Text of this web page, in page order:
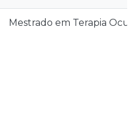
Mestrado em Terapia